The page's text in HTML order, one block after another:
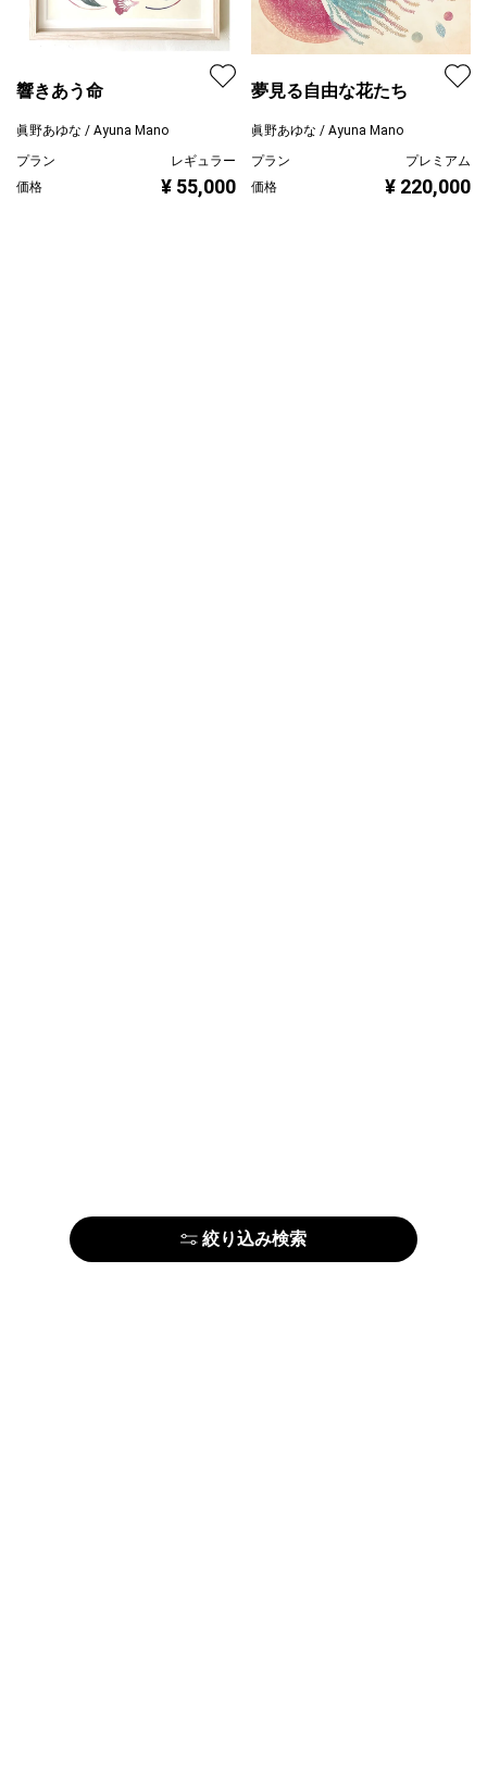
響きあう命
眞野あゆな / Ayuna Mano
プラン
レギュラー
価格
¥ 55,000
夢見る自由な花たち
眞野あゆな / Ayuna Mano
プラン
プレミアム
価格
¥ 220,000
絞り込み検索